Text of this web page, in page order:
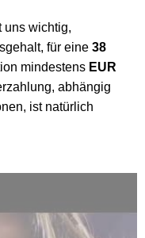
uns wichtig,
für eine 38
mindestens EUR
abhängig
ist natürlich